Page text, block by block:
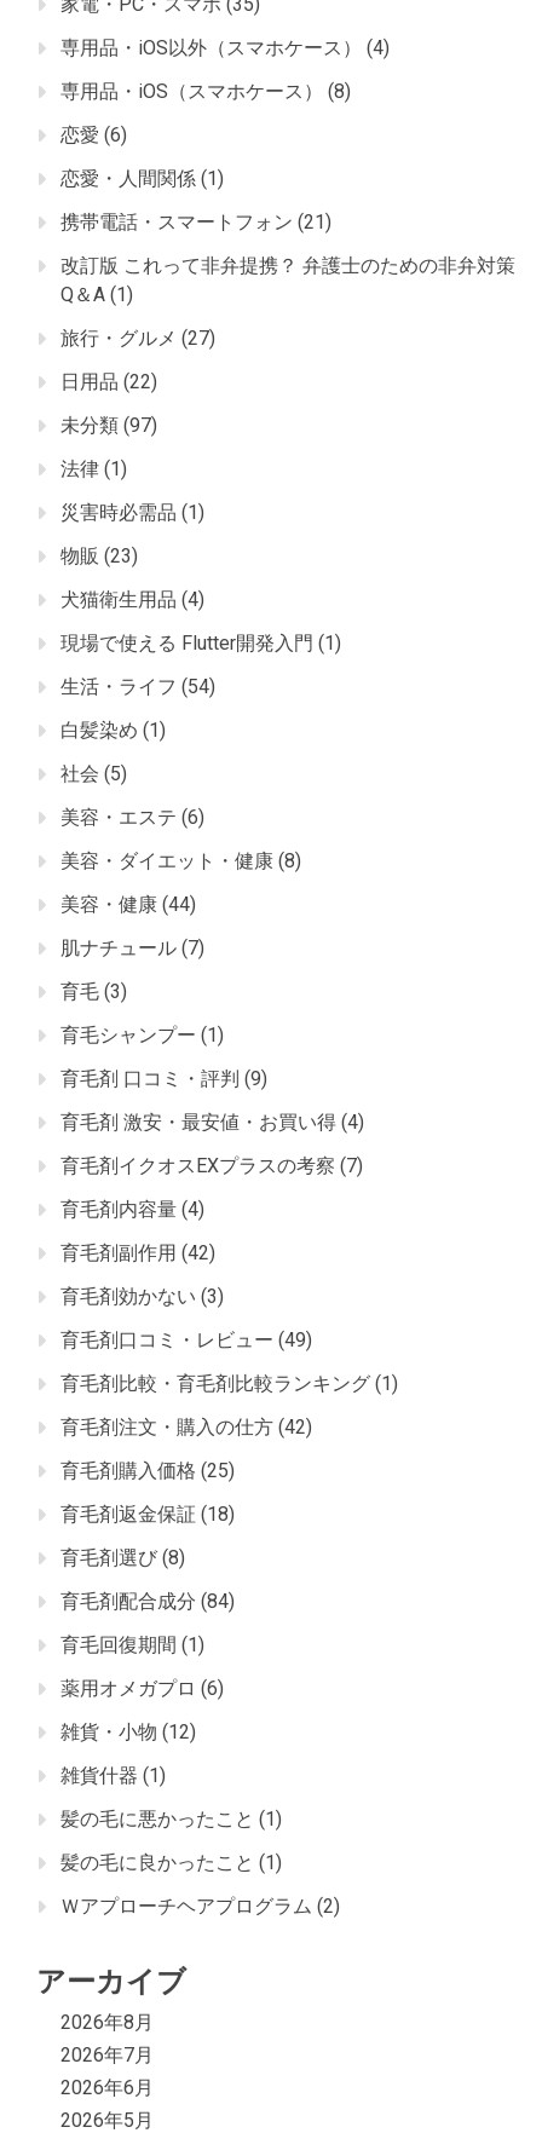
専用品・iOS以外（スマホケース）
(4)
専用品・iOS（スマホケース）
(8)
恋愛 (6)
恋愛・人間関係 (1)
携帯電話・スマートフォン (21)
改訂版 これって非弁提携？ 弁護士のための非弁対策
Q＆A (1)
旅行・グルメ (27)
日用品 (22)
未分類 (97)
法律 (1)
災害時必需品 (1)
物販 (23)
犬猫衛生用品 (4)
現場で使える Flutter開発入門 (1)
生活・ライフ (54)
白髪染め (1)
社会 (5)
美容・エステ (6)
美容・ダイエット・健康 (8)
美容・健康 (44)
肌ナチュール (7)
育毛 (3)
育毛シャンプー (1)
育毛剤 口コミ・評判 (9)
育毛剤 激安・最安値・お買い得 (4)
育毛剤イクオスEXプラスの考察 (7)
育毛剤内容量 (4)
育毛剤副作用 (42)
育毛剤効かない (3)
育毛剤口コミ・レビュー (49)
育毛剤比較・育毛剤比較ランキング (1)
育毛剤注文・購入の仕方 (42)
育毛剤購入価格 (25)
育毛剤返金保証 (18)
育毛剤選び (8)
育毛剤配合成分 (84)
育毛回復期間 (1)
薬用オメガプロ (6)
雑貨・小物 (12)
雑貨什器 (1)
髪の毛に悪かったこと (1)
髪の毛に良かったこと (1)
Ｗアプローチヘアプログラム (2)
アーカイブ
2026年8月
2026年7月
2026年6月
2026年5月